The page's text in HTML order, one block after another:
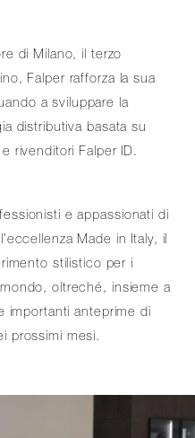
di Milano, il terzo
Falper rafforza la sua
a sviluppare la
distributiva basata su
rivenditori Falper ID.
e appassionati di
Made in Italy, il
stilistico per i
oltreché, insieme a
importanti anteprime di
prossimi mesi.